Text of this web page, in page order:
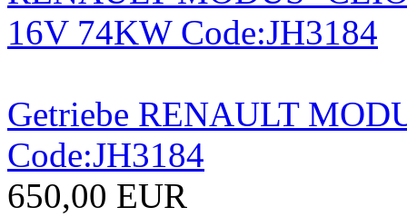
Getriebe RENAULT
Code:JH3184
650,00 EUR